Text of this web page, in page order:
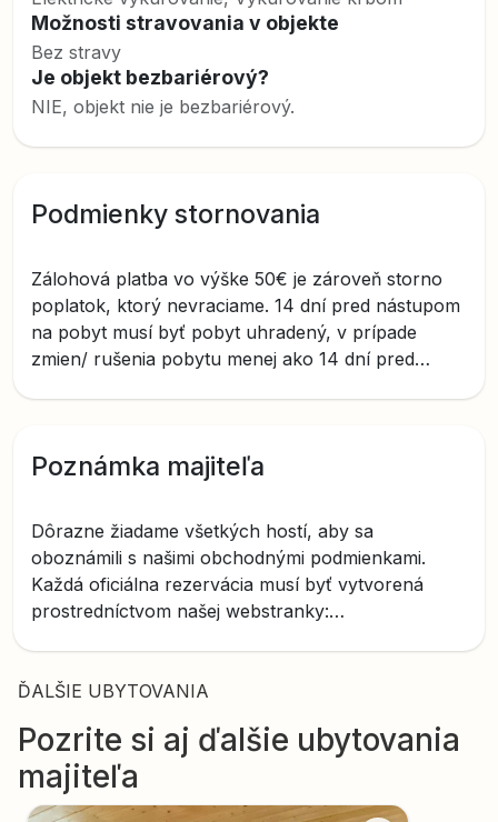
Možnosti stravovania v objekte
Bez stravy
Je objekt bezbariérový?
NIE, objekt nie je bezbariérový.
Podmienky stornovania
Zálohová platba vo výške 50€ je zároveň storno
poplatok, ktorý nevraciame. 14 dní pred nástupom
na pobyt musí byť pobyt uhradený, v prípade
zmien/ rušenia pobytu menej ako 14 dní pred
Poznámka majiteľa
Dôrazne žiadame všetkých hostí, aby sa
oboznámili s našimi obchodnými podmienkami.
Každá oficiálna rezervácia musí byť vytvorená
prostredníctvom našej webstranky:
ĎALŠIE UBYTOVANIA
Pozrite si aj ďalšie ubytovania
majiteľa